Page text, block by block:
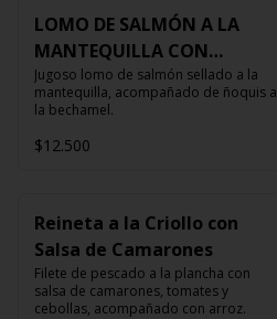
LOMO DE SALMÓN A LA
MANTEQUILLA CON
ÑOQUIS 🧈
Jugoso lomo de salmón sellado a la
mantequilla, acompañado de ñoquis a
la bechamel.
$12.500
Reineta a la Criollo con
Salsa de Camarones
Filete de pescado a la plancha con
salsa de camarones, tomates y
cebollas, acompañado con arroz.